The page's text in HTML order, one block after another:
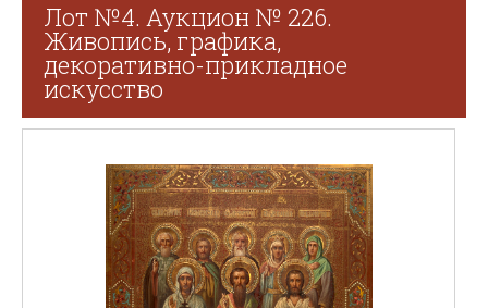
Лот №4. Аукцион № 226.
Живопись, графика,
декоративно-прикладное
искусство